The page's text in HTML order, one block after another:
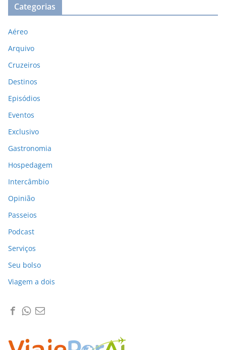
Categorias
Aéreo
Arquivo
Cruzeiros
Destinos
Episódios
Eventos
Exclusivo
Gastronomia
Hospedagem
Intercâmbio
Opinião
Passeios
Podcast
Serviços
Seu bolso
Viagem a dois